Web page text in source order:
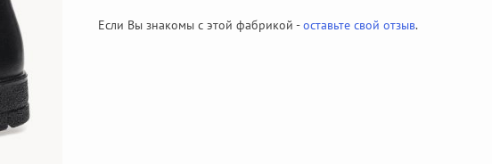
Если Вы знакомы с этой фабрикой -оставьте свой отзыв.